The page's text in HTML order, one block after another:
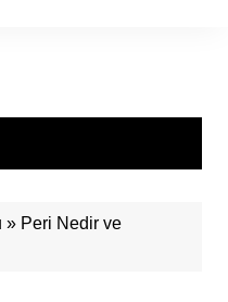
» Peri Nedir ve